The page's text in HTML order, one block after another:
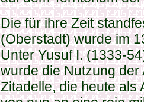
Die für ihre Zeit
(Oberstadt) wurde im
Unter Yusuf I. (1333-
wurde die Nutzung
Zitadelle, die heute als